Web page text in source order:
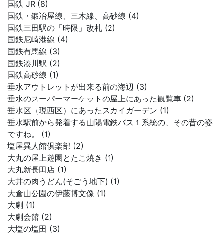
国鉄 JR (8)
国鉄・鍛冶屋線、三木線、高砂線 (4)
国鉄三田駅の「時限」改札 (2)
国鉄尼崎港線 (4)
国鉄有馬線 (3)
国鉄湊川駅 (2)
国鉄高砂線 (1)
垂水アウトレットが出来る前の海辺 (3)
垂水のスーパーマーケットの屋上にあった観覧車 (2)
垂水区（現西区）にあったスカイガーデン (1)
垂水駅前から発着する山陽電鉄バス１系統の、その昔の姿
ですね。 (1)
塩屋異人館倶楽部 (2)
大丸の屋上遊園とたこ焼き (1)
大丸新長田店 (1)
大井の肉うどん(そごう地下) (1)
大倉山公園の伊藤博文像 (1)
大劇 (1)
大劇会館 (2)
大塩の塩田 (3)